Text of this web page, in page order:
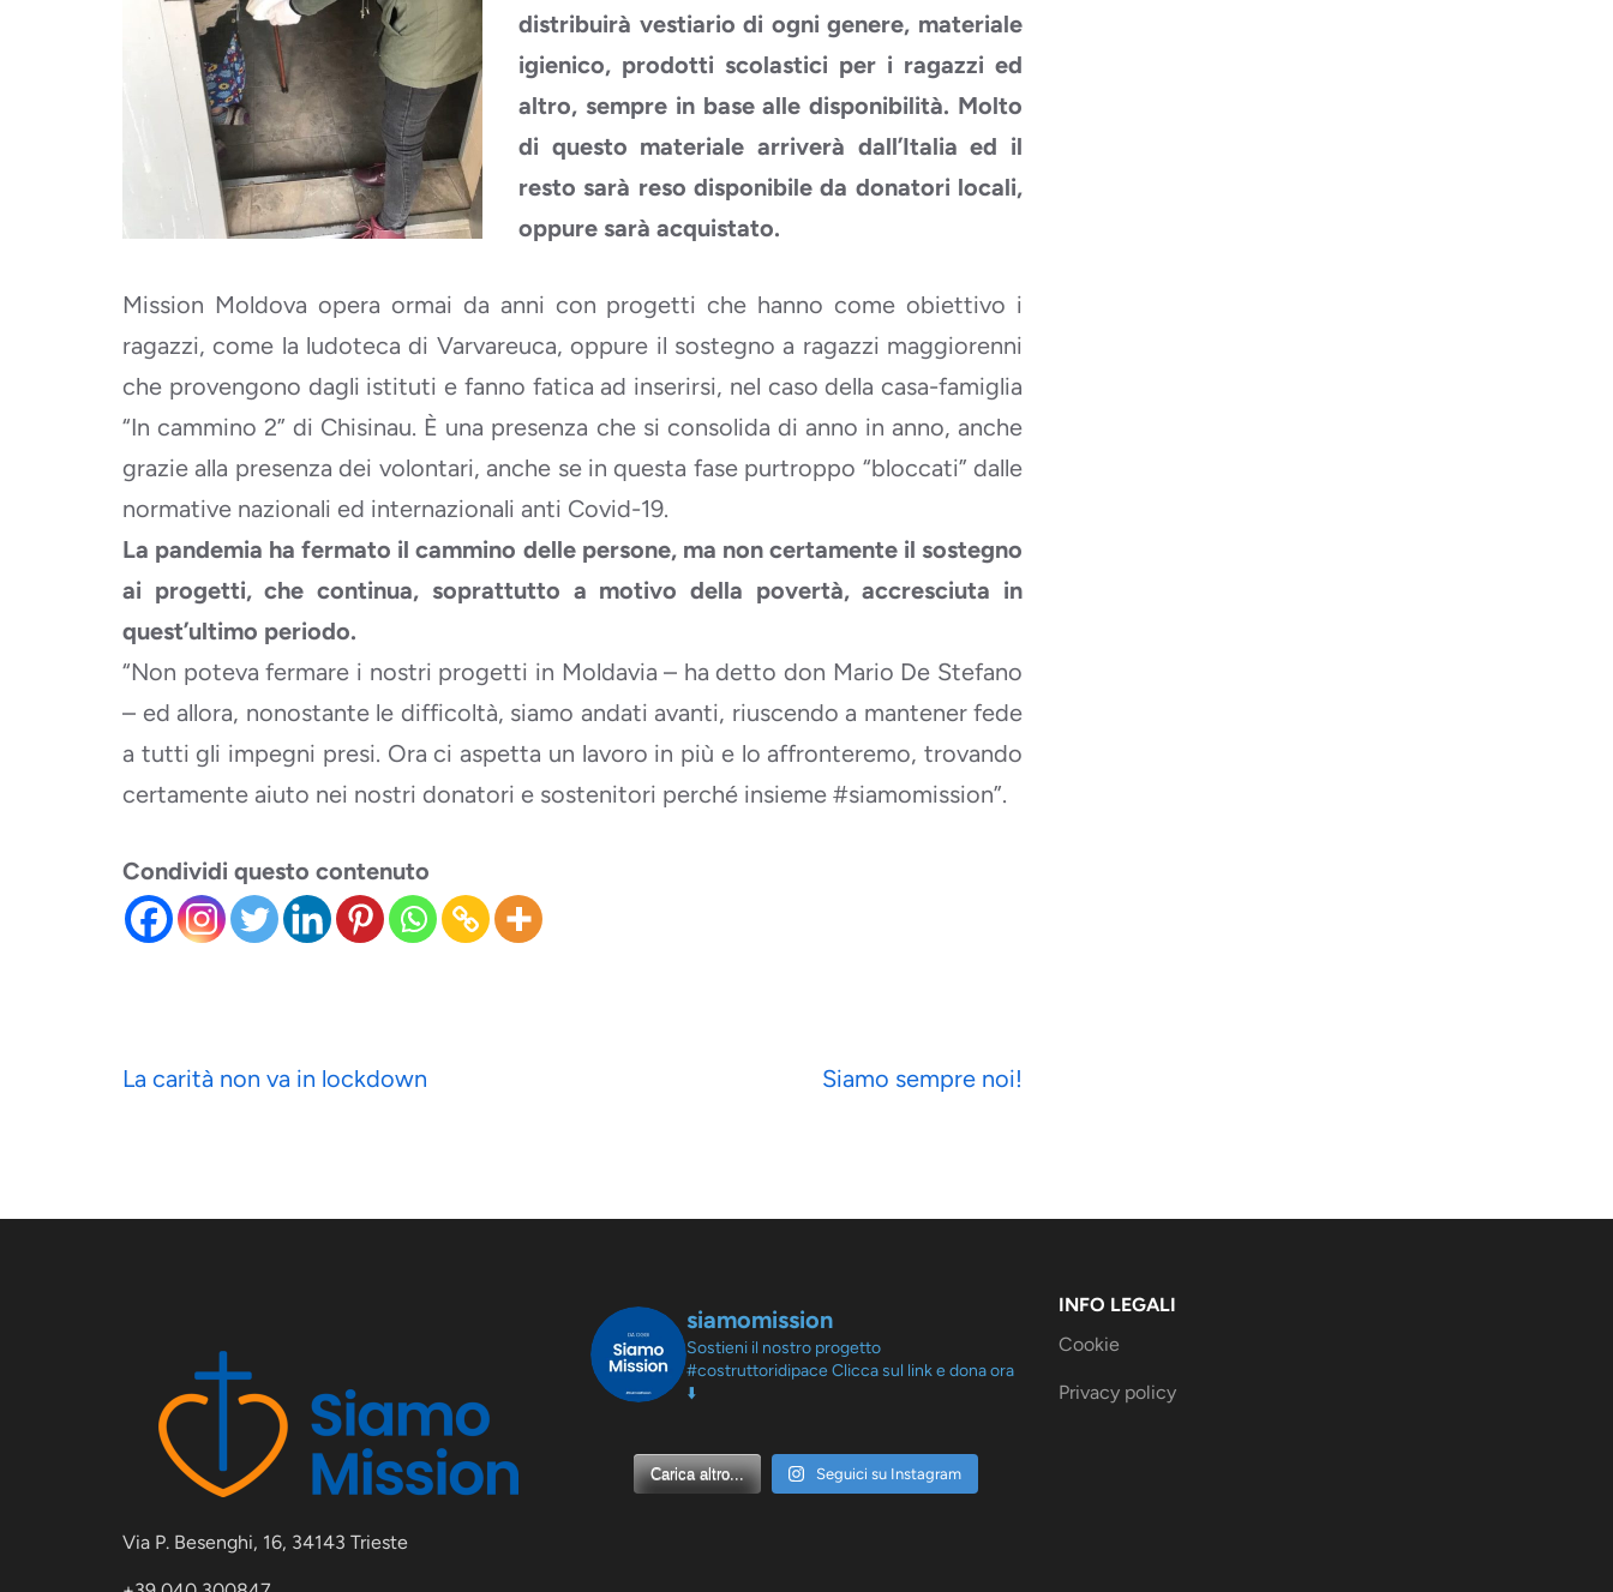
distribuirà vestiario di ogni genere, materiale
igienico, prodotti scolastici per i ragazzi ed
altro, sempre in base alle disponibilità. Molto
di questo materiale arriverà dall’Italia ed il
resto sarà reso disponibile da donatori locali,
oppure sarà acquistato.
Mission Moldova opera ormai da anni con progetti che hanno come obiettivo i
ragazzi, come la ludoteca di Varvareuca, oppure il sostegno a ragazzi maggiorenni
che provengono dagli istituti e fanno fatica ad inserirsi, nel caso della casa-famiglia
“In cammino 2” di Chisinau. È una presenza che si consolida di anno in anno, anche
grazie alla presenza dei volontari, anche se in questa fase purtroppo “bloccati” dalle
normative nazionali ed internazionali anti Covid-19.
La pandemia ha fermato il cammino delle persone, ma non certamente il sostegno
ai progetti, che continua, soprattutto a motivo della povertà, accresciuta in
quest’ultimo periodo.
“Non poteva fermare i nostri progetti in Moldavia – ha detto don Mario De Stefano
– ed allora, nonostante le difficoltà, siamo andati avanti, riuscendo a mantener fede
a tutti gli impegni presi. Ora ci aspetta un lavoro in più e lo affronteremo, trovando
certamente aiuto nei nostri donatori e sostenitori perché insieme #siamomission”.
Condividi questo contenuto
La carità non va in lockdown Siamo sempre noi!
Via P. Besenghi, 16, 34143 Trieste
siamomission
Sostieni il nostro progetto
#costruttoridipace Clicca sul link e dona ora
⬇️
Carica altro... Seguici su Instagram
INFO LEGALI
Cookie
Privacy policy